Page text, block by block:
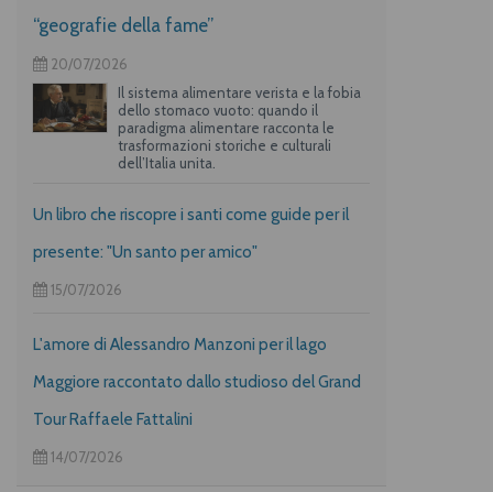
“geografie della fame”
20/07/2026
Il sistema alimentare verista e la fobia
dello stomaco vuoto: quando il
paradigma alimentare racconta le
trasformazioni storiche e culturali
dell’Italia unita.
Un libro che riscopre i santi come guide per il
presente: "Un santo per amico"
15/07/2026
L'amore di Alessandro Manzoni per il lago
Maggiore raccontato dallo studioso del Grand
Tour Raffaele Fattalini
14/07/2026